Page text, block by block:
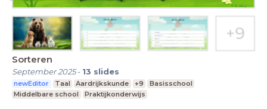
Sorteren
September 2025- 13 slides
newEditor Taal Aardrijkskunde +9
Basisschool
Middelbare school
Praktijkonderwijs